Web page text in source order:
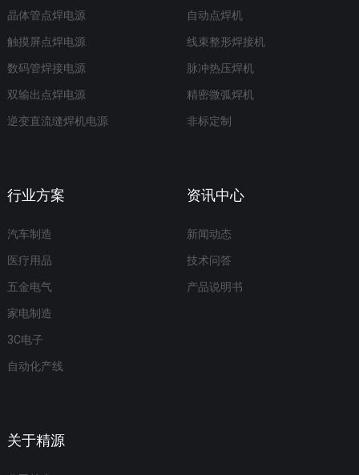
晶体管点焊电源
触摸屏点焊电源
数码管焊接电源
双输出点焊电源
逆变直流缝焊机电源
自动点焊机
线束整形焊接机
脉冲热压焊机
精密微弧焊机
非标定制
行业方案
汽车制造
医疗用品
五金电气
家电制造
3C电子
自动化产线
资讯中心
新闻动态
技术问答
产品说明书
关于精源